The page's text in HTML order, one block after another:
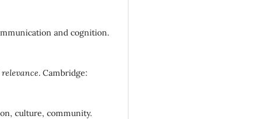
and cognition.
. Cambridge:
culture, community.